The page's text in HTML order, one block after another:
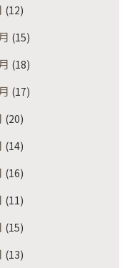
(12)
(15)
(18)
(17)
(20)
(14)
(16)
(11)
(15)
(13)